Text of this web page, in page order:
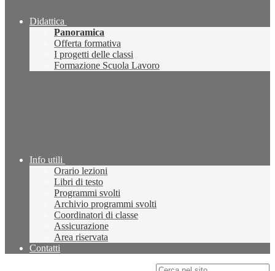
Didattica
Panoramica
Offerta formativa
I progetti delle classi
Formazione Scuola Lavoro
Info utili
Orario lezioni
Libri di testo
Programmi svolti
Archivio programmi svolti
Coordinatori di classe
Assicurazione
Area riservata
Contatti